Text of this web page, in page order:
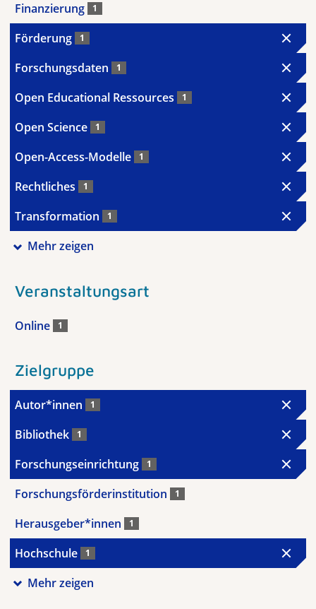
Finanzierung 1
Förderung 1
Forschungsdaten 1
Open Educational Ressources 1
Open Science 1
Open-Access-Modelle 1
Rechtliches 1
Transformation 1
Mehr zeigen
Veranstaltungsart
Online 1
Zielgruppe
Autor*innen 1
Bibliothek 1
Forschungseinrichtung 1
Forschungsförderinstitution 1
Herausgeber*innen 1
Hochschule 1
Mehr zeigen